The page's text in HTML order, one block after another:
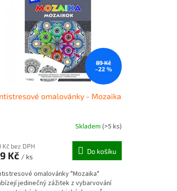
89 Kč
–22 %
omalovánky - Mozaika
Skladem (>5 ks)
Kč bez DPH
Kč / ks
Do košíku
omalovánky "Mozaika"
jedinečný zážitek z vybarvování